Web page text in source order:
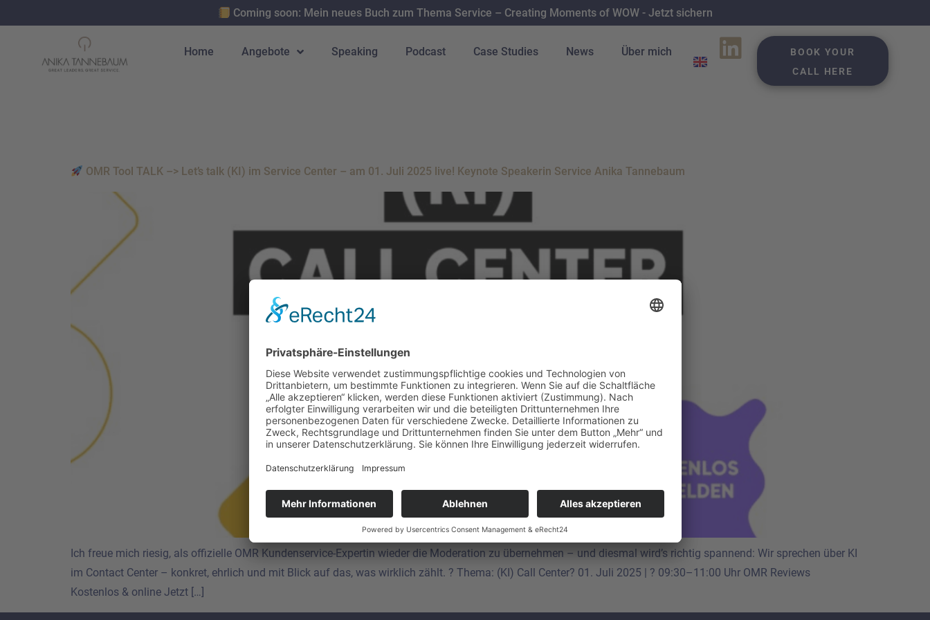
Coming soon: Mein neues Buch zum Thema Service – Creating Moments of WOW - Jetzt sichern
Home Angebote Speaking Podcast Case Studies News Über mich
BOOK YOUR
CALL HERE
OMR Tool TALK –> Let’s talk (KI) im Service Center – am 01. Juli 2025 live! Keynote Speakerin Service Anika Tannebaum
Ich freue mich riesig, als offizielle OMR Kundenservice-Expertin wieder die Moderation zu übernehmen – und diesmal wird’s richtig spannend: Wir sprechen über KI
im Contact Center – konkret, ehrlich und mit Blick auf das, was wirklich zählt. ? Thema: (KI) Call Center? 01. Juli 2025 | ? 09:30–11:00 Uhr OMR Reviews
Kostenlos & online Jetzt […]